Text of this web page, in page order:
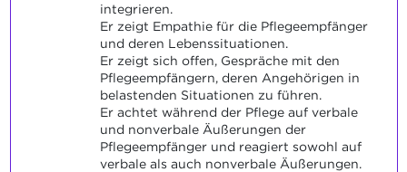
integrieren.
Er zeigt Empathie für die Pflegeempfänger
und deren Lebenssituationen.
Er zeigt sich offen, Gespräche mit den
Pflegeempfängern, deren Angehörigen in
belastenden Situationen zu führen.
Er achtet während der Pflege auf verbale
und nonverbale Äußerungen der
Pflegeempfänger und reagiert sowohl auf
verbale als auch nonverbale Äußerungen.